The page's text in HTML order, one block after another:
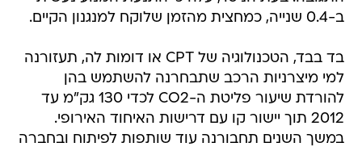
ב-0.4 שנייה, כמחצית מהזמן שלוקח למנגנון הקיים.
בד בבד, הטכנולוגיה של CPT או דומות לה, תעזורנה
למי מיצרניות הרכב שתבחרנה להשתמש בהן
להורדת שיעור פליטת ה-CO2 לכדי 130 גק"מ עד
2012 תוך יישור קו עם דרישות האיחוד האירופי.
במשך השנים תחבורנה עוד שותפות לפיתוח ובחברה